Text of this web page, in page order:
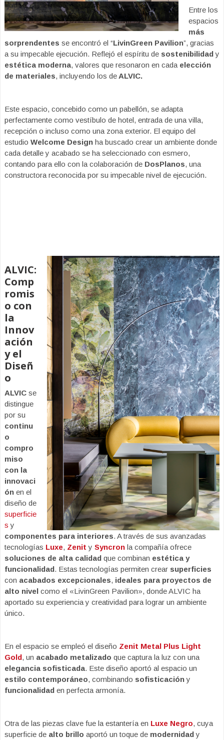
Entre los
espacios
más
sorprendentes se encontró el “LivinGreen Pavilion”, gracias
a su impecable ejecución. Reflejó el espíritu de sostenibilidady
estética moderna, valores que resonaron en cada elección
de materiales, incluyendo los de ALVIC.
Este espacio, concebido como un pabellón, se adapta
perfectamente como vestíbulo de hotel, entrada de una villa,
recepción o incluso como una zona exterior. El equipo del
estudio Welcome Design ha buscado crear un ambiente donde
cada detalle y acabado se ha seleccionado con esmero,
contando para ello con la colaboración de DosPlanos, una
constructora reconocida por su impecable nivel de ejecución.
ALVIC:
Comp
romis
o con
la
Innov
ación
y el
Diseñ
o
ALVIC se
distingue
por su
continu
o
compro
miso
con la
innovaci
ón en el
diseño de
superficie
s y
componentes para interiores. A través de sus avanzadas
tecnologías Luxe, Zenit y Syncron la compañía ofrece
soluciones de alta calidad que combinan estética y
funcionalidad. Estas tecnologías permiten crear superficies
con acabados excepcionales, ideales para proyectos de
alto nivel como el «LivinGreen Pavilion», donde ALVIC ha
aportado su experiencia y creatividad para lograr un ambiente
único.
En el espacio se empleó el diseño Zenit Metal Plus Light
Gold, un acabado metalizado que captura la luz con una
elegancia sofisticada. Este diseño aportó al espacio un
estilo contemporáneo, combinando sofisticacióny
funcionalidad en perfecta armonía.
Otra de las piezas clave fue la estantería en Luxe Negro, cuya
superficie de alto brillo aportó un toque de modernidady